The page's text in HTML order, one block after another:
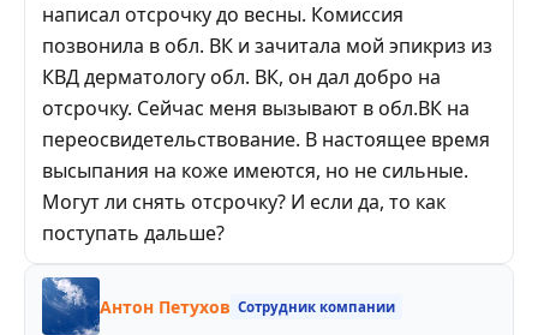
написал отсрочку до весны. Комиссия
позвонила в обл. ВК и зачитала мой эпикриз из
КВД дерматологу обл. ВК, он дал добро на
отсрочку. Сейчас меня вызывают в обл.ВК на
переосвидетельствование. В настоящее время
высыпания на коже имеются, но не сильные.
Могут ли снять отсрочку? И если да, то как
поступать дальше?
Антон Петухов Сотрудник компании